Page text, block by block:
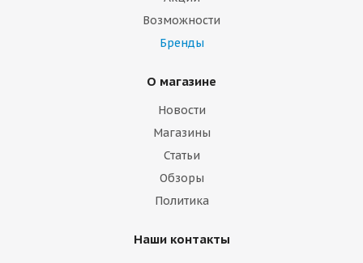
Возможности
Бренды
О магазине
Новости
Магазины
Статьи
Обзоры
Политика
Наши контакты